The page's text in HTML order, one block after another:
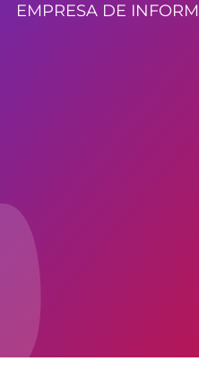
EMPRESA DE